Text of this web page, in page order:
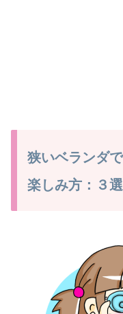
狭いベランダ
楽しみ方：３選